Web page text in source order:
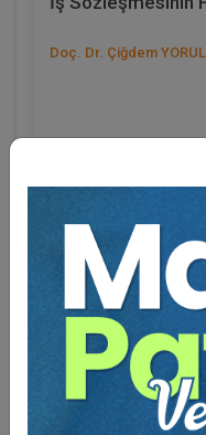
Doç. Dr. Çiğdem
Eğitmen
Sosyal Medya